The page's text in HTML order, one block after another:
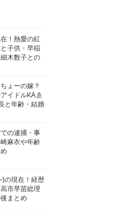
！熱愛の紅
子供・早稲
木数子との
ょーの嫁？
イドルKAゑ
と年齢・結婚
の逮捕・事
麻衣や年齢
)の現在！経歴
市早苗総理
まとめ